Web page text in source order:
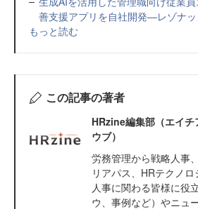
善支援アプリを自社開発—レゾナッ
もっと読む
この記事の著者
HRzine編集部（エイ
ウブ）
労務管理から戦略人事
リアパス、HRテクノ
人事に関わる皆様に役
ウ、事例など）やニュ